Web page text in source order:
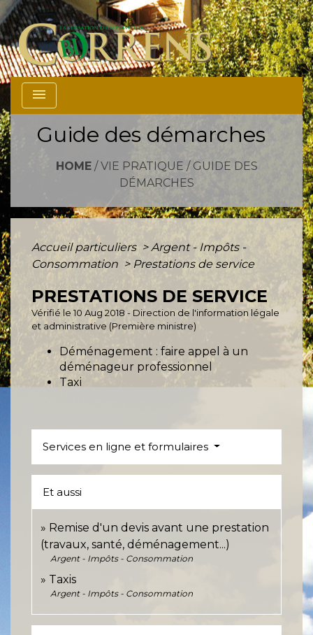
menu
Guide des démarches
HOME/ VIE PRATIQUE / GUIDE DES
DÉMARCHES
Accueil particuliers > Argent - Impôts -
Consommation > Prestations de service
PRESTATIONS DE SERVICE
Vérifié le 10 Aug 2018 - Direction de l'information légale
et administrative (Première ministre)
Déménagement : faire appel à un
déménageur professionnel
Taxi
Services en ligne et formulaires
Et aussi
Remise d'un devis avant une prestation
(travaux, santé, déménagement...)
Argent - Impôts - Consommation
Taxis
Argent - Impôts - Consommation